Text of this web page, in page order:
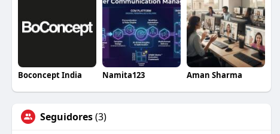
Boconcept India Namita123 Aman Sharma
Seguidores(3)